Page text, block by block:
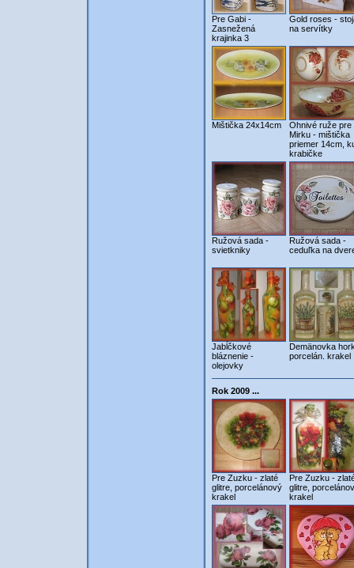
Pre Gabi -
Zasnežená
krajinka 3
Gold roses -
na servítky
Mištička 24x14cm
Ohnivé ruže pre
Mirku - mištička
priemer 14cm,
krabičke
Ružová sada -
svietkniky
Ružová sada -
ceduľka na
Jabĺčkové
bláznenie -
olejovky
Demänovka
porcelán. krakel
Rok 2009 ...
Pre Zuzku - zlaté
glitre, porcelánový
krakel
Pre Zuzku -
glitre,
krakel